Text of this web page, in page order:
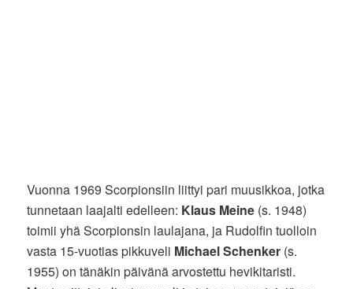
Vuonna 1969 Scorpionsiin liittyi pari muusikkoa, jotka
tunnetaan laajalti edelleen: Klaus Meine (s. 1948)
toimii yhä Scorpionsin laulajana, ja Rudolfin tuolloin
vasta 15-vuotias pikkuveli Michael Schenker (s.
1955) on tänäkin päivänä arvostettu hevikitaristi.